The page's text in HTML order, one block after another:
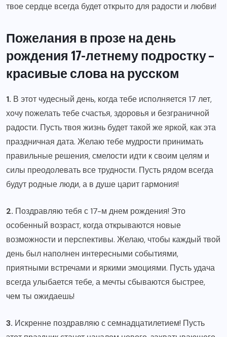
твое сердце всегда будет открыто для радости и любви!
Пожелания в прозе на день
рождения 17-летнему подростку –
красивые слова на русском
1. В этот чудесный день, когда тебе исполняется 17 лет,
хочу пожелать тебе счастья, здоровья и безграничной
радости. Пусть твоя жизнь будет такой же яркой, как эта
праздничная дата. Желаю тебе мудрости принимать
правильные решения, смелости идти к своим целям и
силы преодолевать все трудности. Пусть рядом всегда
будут родные люди, а в душе царит гармония!
2. Поздравляю тебя с 17-м днем рождения! Это
особенный возраст, когда открываются новые
возможности и перспективы. Желаю, чтобы каждый твой
день был наполнен интересными событиями,
приятными встречами и яркими эмоциями. Пусть удача
всегда улыбается тебе, а мечты сбываются быстрее,
чем ты ожидаешь!
3. Искренне поздравляю с семнадцатилетием! Пусть